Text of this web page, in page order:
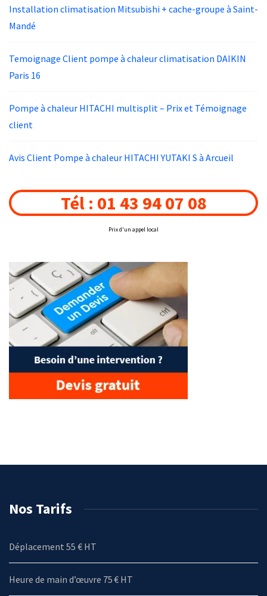
Installation climatisation Mitsubishi + cache-groupe à Saint-
Mandé
Temoignage Client pompe à chaleur climatisation DAIKIN
Paris 16
Pompe à chaleur HITACHI multisplit – Prix et Témoignage
client
Avis Client Pompe à chaleur HITACHI YUTAKI S à Arcueil
Tél : 01 43 94 07 08
Prix d'un appel local
Nos Tarifs
Déplacement 55 € HT
Heure de main d’œuvre 75 € HT